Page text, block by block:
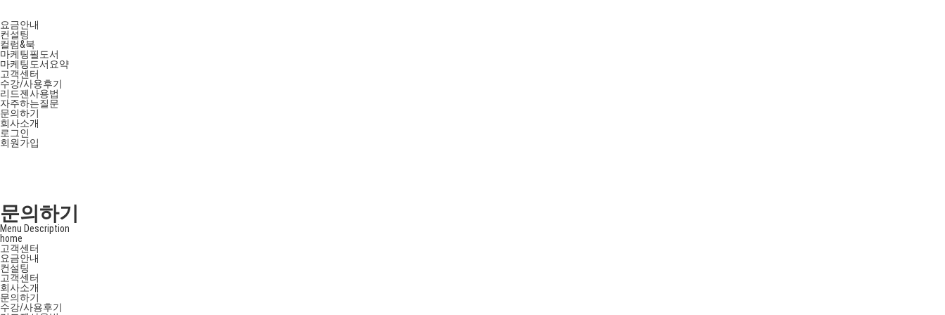
요금안내
컨설팅
컬럼&북
마케팅필도서
마케팅도서요약
고객센터
수강/사용후기
리드젠사용법
자주하는질문
문의하기
회사소개
로그인
회원가입
문의하기
Menu Description
home
고객센터
요금안내
컨설팅
고객센터
회사소개
문의하기
수강/사용후기